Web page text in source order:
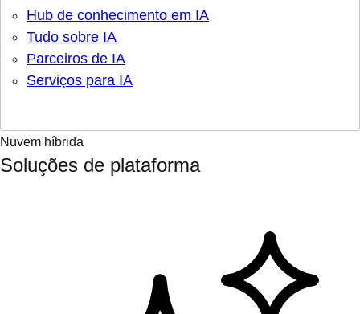
Hub de conhecimento em IA
Tudo sobre IA
Parceiros de IA
Serviços para IA
Nuvem híbrida
Soluções de plataforma